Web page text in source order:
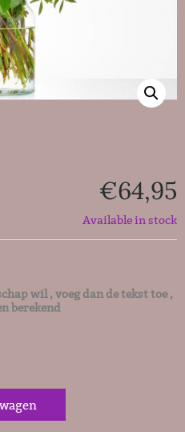
€64,95
Available in stock
wil , voeg dan de tekst toe ,
berekend